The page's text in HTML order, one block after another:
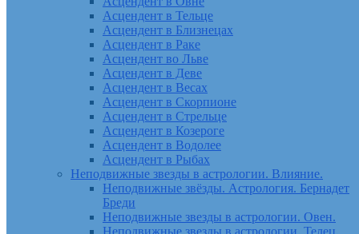
Асцендент в Тельце
Асцендент в Близнецах
Асцендент в Раке
Асцендент во Льве
Асцендент в Деве
Асцендент в Весах
Асцендент в Скорпионе
Асцендент в Стрельце
Асцендент в Козероге
Асцендент в Водолее
Асцендент в Рыбах
Неподвижные звезды в астрологии. Влияние.
Неподвижные звёзды. Астрология. Бернадет
Бреди
Неподвижные звезды в астрологии. Овен.
Неподвижные звезды в астрологии. Телец.